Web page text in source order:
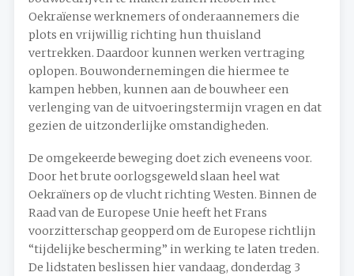
Oekraïense werknemers of onderaannemers die
plots en vrijwillig richting hun thuisland
vertrekken. Daardoor kunnen werken vertraging
oplopen. Bouwondernemingen die hiermee te
kampen hebben, kunnen aan de bouwheer een
verlenging van de uitvoeringstermijn vragen en dat
gezien de uitzonderlijke omstandigheden.
De omgekeerde beweging doet zich eveneens voor.
Door het brute oorlogsgeweld slaan heel wat
Oekraïners op de vlucht richting Westen. Binnen de
Raad van de Europese Unie heeft het Frans
voorzitterschap geopperd om de Europese richtlijn
“tijdelijke bescherming” in werking te laten treden.
De lidstaten beslissen hier vandaag, donderdag 3